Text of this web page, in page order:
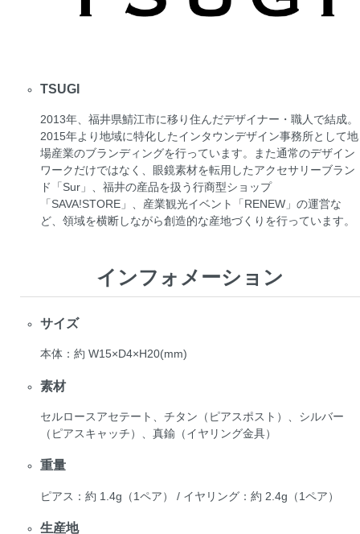
TSUGI
2013年、福井県鯖江市に移り住んだデザイナー・職人で結成。
2015年より地域に特化したインタウンデザイン事務所として地
場産業のブランディングを行っています。また通常のデザイン
ワークだけではなく、眼鏡素材を転用したアクセサリーブラン
ド「Sur」、福井の産品を扱う行商型ショップ
「SAVA!STORE」、産業観光イベント「RENEW」の運営な
ど、領域を横断しながら創造的な産地づくりを行っています。
インフォメーション
サイズ
本体：約 W15×D4×H20(mm)
素材
セルロースアセテート、チタン（ピアスポスト）、シルバー
（ピアスキャッチ）、真鍮（イヤリング金具）
重量
ピアス：約 1.4g（1ペア） / イヤリング：約 2.4g（1ペア）
生産地